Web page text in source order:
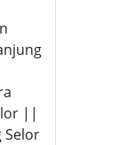
||
Selor